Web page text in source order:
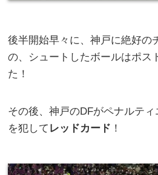
後半開始早々に、神戸に絶好の
の、シュートしたボールはポス
た！
その後、神戸のDFがペナルテ
を犯して レッドカード ！